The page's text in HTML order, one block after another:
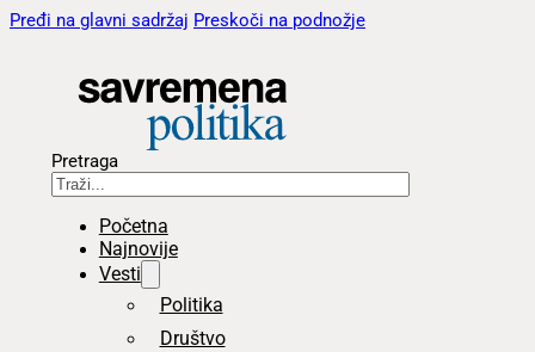
Pređi na glavni sadržaj Preskoči na podnožje
Pretraga
Početna
Najnovije
Vesti
Politika
Društvo